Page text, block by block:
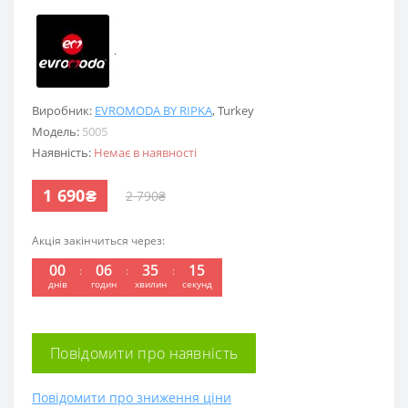
Виробник: EVROMODA BY RIPKA,Turkey
Модель: 5005
Наявність: Немає в наявності
1 690₴ 2 790₴
Акція закінчиться через:
00
днів
06
годин
35
хвилин
15
секунд
Повідомити про наявність
Повідомити про зниження ціни
.